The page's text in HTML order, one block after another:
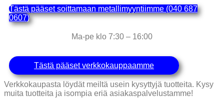
Tästä pääset soittamaan metallimyyntiimme (040 687
0607)
Ma-pe klo 7:30 – 16:00
Tästä pääset verkkokauppaamme
Verkkokaupasta löydät meiltä usein kysyttyjä tuotteita. Kysy
muita tuotteita ja isompia eriä asiakaspalvelustamme!